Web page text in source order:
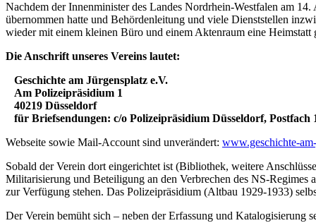
Nachdem der Innenminister des Landes Nordrhein-Westfalen am
übernommen hatte und Behördenleitung und viele Dienststellen
wieder mit einem kleinen Büro und einem Aktenraum eine Heimstatt
Die Anschrift unseres Vereins lautet:
Geschichte am Jürgensplatz e.V.
Am Polizeipräsidium 1
40219 Düsseldorf
für Briefsendungen: c/o Polizeipräsidium Düsseldorf, Postfach
Webseite sowie Mail-Account sind unverändert: www.geschichte-
Sobald der Verein dort eingerichtet ist (Bibliothek, weitere
Militarisierung und Beteiligung an den Verbrechen des NS-
zur Verfügung stehen. Das Polizeipräsidium (Altbau 1929-1933)
Der Verein bemüht sich – neben der Erfassung und Katalogisierung